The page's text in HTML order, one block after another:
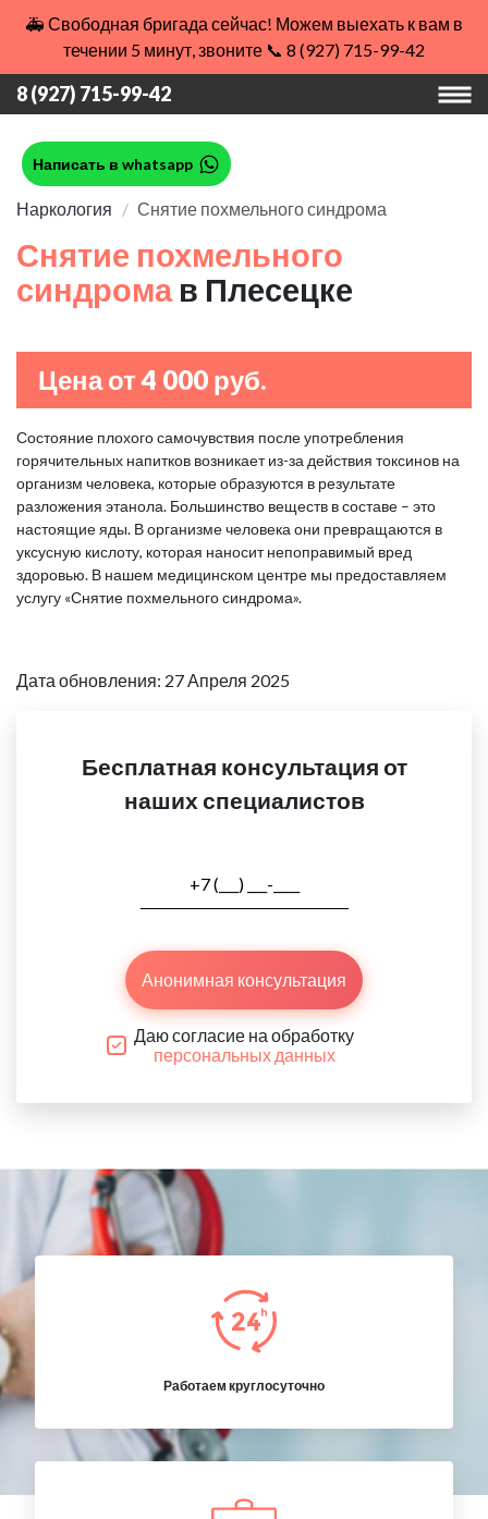
🚑 Свободная бригада сейчас! Можем выехать к вам в
течении 5 минут, звоните 📞 8 (927) 715-99-42
8 (927) 715-99-42
Написать в whatsapp
Наркология Снятие похмельного синдрома
Снятие похмельного
синдрома в Плесецке
Цена от 4 000 руб.
Состояние плохого самочувствия после употребления
горячительных напитков возникает из-за действия токсинов на
организм человека, которые образуются в результате
разложения этанола. Большинство веществ в составе – это
настоящие яды. В организме человека они превращаются в
уксусную кислоту, которая наносит непоправимый вред
здоровью. В нашем медицинском центре мы предоставляем
услугу «Снятие похмельного синдрома».
Дата обновления: 27 Апреля 2025
Бесплатная консультация от
наших специалистов
Анонимная консультация
Даю согласие на обработку
персональных данных
Работаем круглосуточно